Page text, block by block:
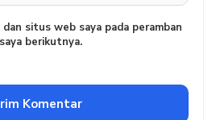
dan situs web saya pada peramban
berikutnya.